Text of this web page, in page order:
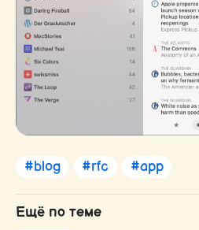
#blog #rfc #app
Ещё по теме